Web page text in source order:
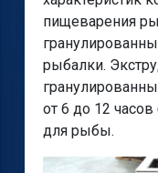
пищеварения
рыбалки.
от 6 до 12
для рыбы.